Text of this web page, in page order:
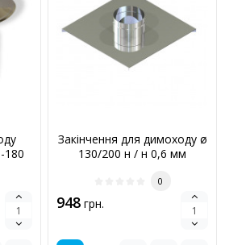
180
Закінчення для димоходу ø
130/200 н / н 0,6 мм
0
948 грн.